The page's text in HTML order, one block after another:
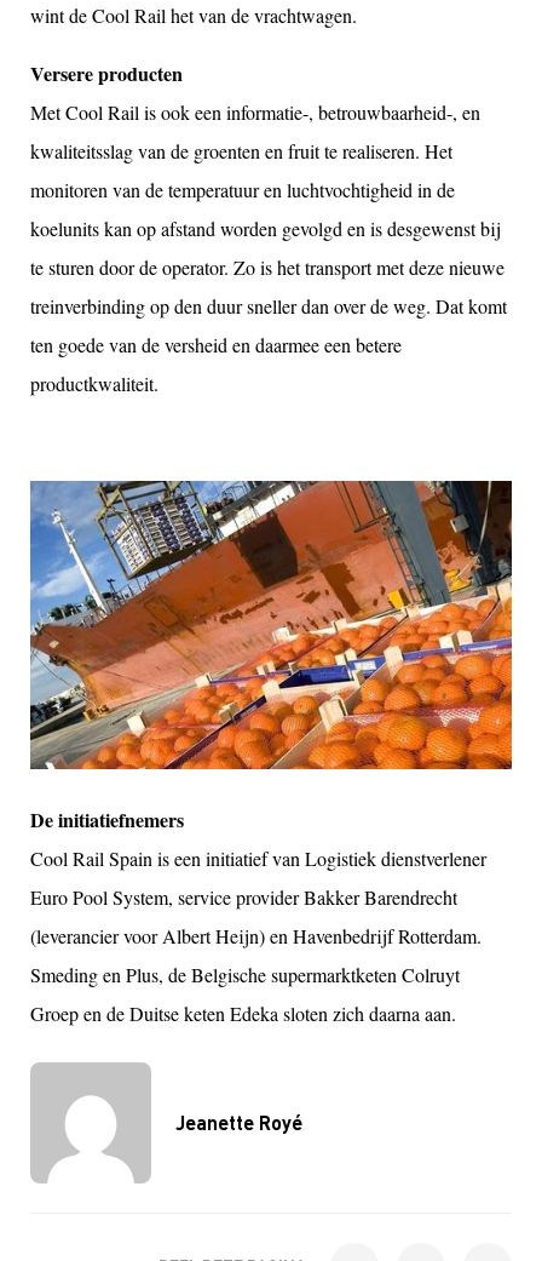
Jeanette Royé
wint de Cool Rail het van de vrachtwagen.
Versere producten
Met Cool Rail is ook een informatie-, betrouwbaarheid-, en
kwaliteitsslag van de groenten en fruit te realiseren. Het
monitoren van de temperatuur en luchtvochtigheid in de
koelunits kan op afstand worden gevolgd en is desgewenst bij
te sturen door de operator. Zo is het transport met deze nieuwe
treinverbinding op den duur sneller dan over de weg. Dat komt
ten goede van de versheid en daarmee een betere
productkwaliteit.
De initiatiefnemers
Cool Rail Spain is een initiatief van Logistiek dienstverlener
Euro Pool System, service provider Bakker Barendrecht
(leverancier voor Albert Heijn) en Havenbedrijf Rotterdam.
Smeding en Plus, de Belgische supermarktketen Colruyt
Groep en de Duitse keten Edeka sloten zich daarna aan.